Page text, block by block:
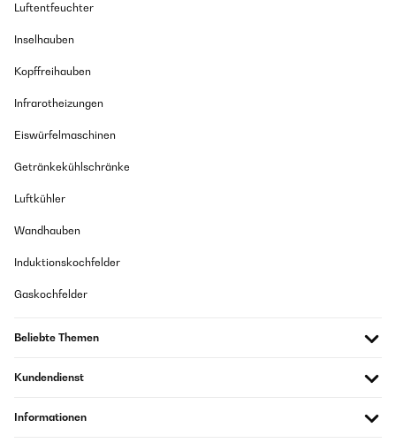
eigenständig überprüft
Perfetto per la produzione di cubetti di ghiaccio
Amazon Benutzer – Bewertung durch Chal-Tec GmbH nicht
Fonctionne très bien ,rapide . Dommage petite rayure ( mais bien
Amazon Benutzer – Bewertung durch Chal-Tec GmbH nicht
Luftentfeuchter
Inselhauben
Kopffreihauben
Infrarotheizungen
Eiswürfelmaschinen
Getränkekühlschränke
Luftkühler
Wandhauben
Induktionskochfelder
Gaskochfelder
Beliebte Themen
Kundendienst
Informationen